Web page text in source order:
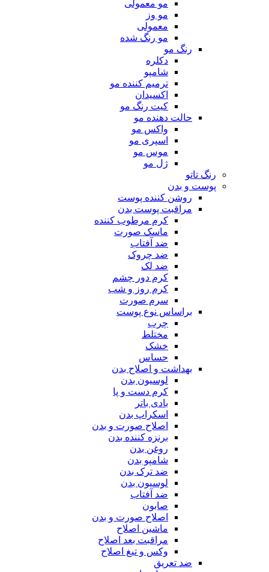
مو معمولی
مو وز
معمولی
مو رنگ شده
رنگ مو
دکلره
شامپو
ترمیم کننده مو
اکسیدان
کیت رنگ مو
حالت دهنده مو
واکس مو
اسپری مو
موس مو
ژل مو
رنگ تاتو
پوست و بدن
روشن کننده پوست
مراقبت پوست بدن
کرم مرطوب کننده
ماسک صورت
ضد آفتاب
ضد چروک
ضد لک
کرم دور چشم
کرم روز و شب
سرم صورت
براساس نوع پوست
چرب
مختلط
خشک
حساس
بهداشت و اصلاح بدن
لوسیون بدن
کرم دست و پا
بادی باتر
اسکراپ بدن
اصلاح صورت و بدن
برنزه کننده بدن
روغن بدن
شامپو بدن
ضد ترک بدن
لوسیون بدن
ضد آفتاب
صابون
اصلاح صورت و بدن
ماشین اصلاح
مراقبت بعد اصلاح
وکس و تیغ اصلاح
ضد تعریق